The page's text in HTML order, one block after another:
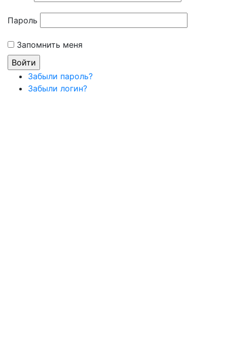
Пароль
Запомнить меня
Забыли пароль?
Забыли логин?